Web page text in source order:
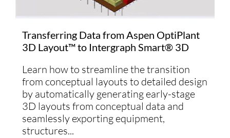
Transferring Data from Aspen OptiPlant
3D Layout™ to Intergraph Smart® 3D
Learn how to streamline the transition
from conceptual layouts to detailed design
by automatically generating early-stage
3D layouts from conceptual data and
seamlessly exporting equipment,
structures...